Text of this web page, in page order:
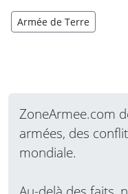
Armée de Terre
ZoneArmee.com
armées, des
mondiale.